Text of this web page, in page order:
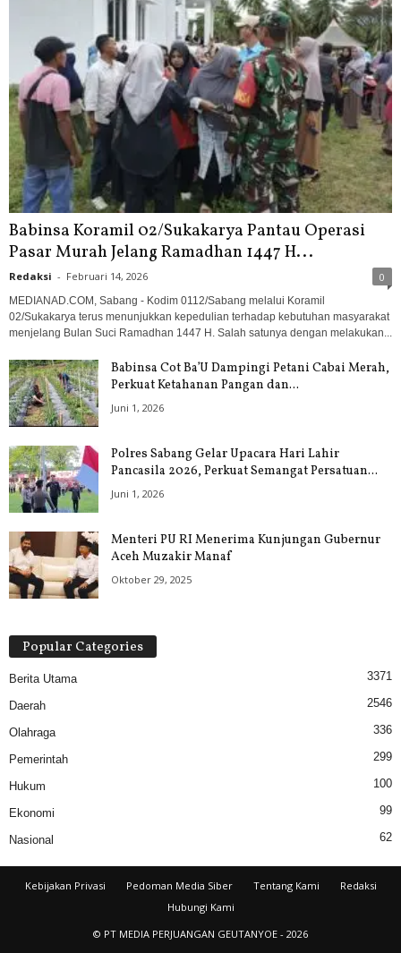
Babinsa Koramil 02/Sukakarya Pantau Operasi
Pasar Murah Jelang Ramadhan 1447 H...
Redaksi - Februari 14, 2026 0
MEDIANAD.COM, Sabang - Kodim 0112/Sabang melalui Koramil
02/Sukakarya terus menunjukkan kepedulian terhadap kebutuhan masyarakat
menjelang Bulan Suci Ramadhan 1447 H. Salah satunya dengan melakukan...
Babinsa Cot Ba’U Dampingi Petani Cabai Merah,
Perkuat Ketahanan Pangan dan...
Juni 1, 2026
Polres Sabang Gelar Upacara Hari Lahir
Pancasila 2026, Perkuat Semangat Persatuan...
Juni 1, 2026
Menteri PU RI Menerima Kunjungan Gubernur
Aceh Muzakir Manaf
Oktober 29, 2025
Popular Categories
Berita Utama 3371
Daerah 2546
Olahraga 336
Pemerintah 299
Hukum 100
Ekonomi 99
Nasional 62
Kebijakan Privasi Pedoman Media Siber Tentang Kami
Redaksi
Hubungi Kami
© PT MEDIA PERJUANGAN GEUTANYOE - 2026